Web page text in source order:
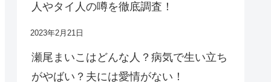
人やタイ人の噂を徹底調査！
2023年2月21日
瀬尾まいこはどんな人？病気で生い立ち
がやばい？夫には愛情がない！